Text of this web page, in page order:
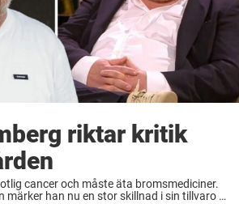
riktar kritik
cancer och måste äta bromsmediciner.
märker han nu en stor skillnad i sin tillvaro –